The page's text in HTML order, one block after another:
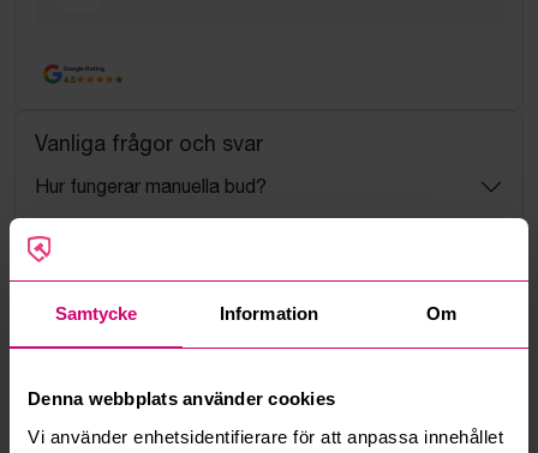
Samtycke Information Om
Denna webbplats använder cookies
Vi använder enhetsidentifierare för att anpassa innehållet
Google Rating
4.5
Vanliga frågor och svar
Hur fungerar manuella bud?
Vad innebär serviceavgift?
Vad är ett reservationspris?
Hur fungerar budmotorn?